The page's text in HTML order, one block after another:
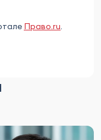
Право.ru.